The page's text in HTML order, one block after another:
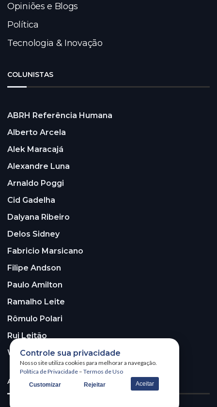
Opiniões e Blogs
Política
Tecnologia & Inovação
COLUNISTAS
ABRH Referência Humana
Alberto Arcela
Alek Maracajá
Alexandre Luna
Arnaldo Poggi
Cid Gadelha
Dalyana Ribeiro
Delos Sidney
Fabricio Marsicano
Filipe Andson
Paulo Amilton
Ramalho Leite
Rômulo Polari
Rui Leitão
Walter Santos
ASSINE A NOSSA NEWSLETTER!
Controle sua privacidade
Nosso site utiliza cookies para melhorar a navegação.
Política de Privacidade – Termos de Uso
Customizar Rejeitar Aceitar